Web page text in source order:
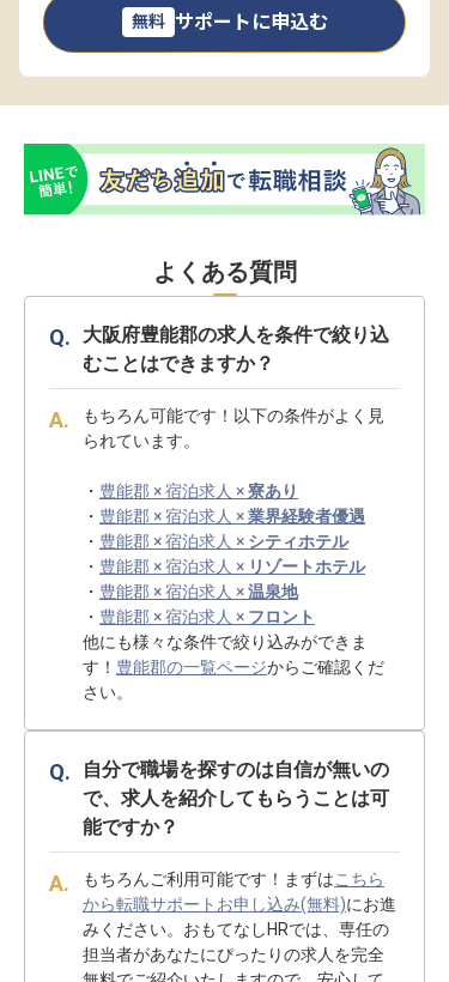
無料 サポートに申込む
よくある質問
大阪府豊能郡の求人を条件で絞り込
むことはできますか？
もちろん可能です！以下の条件がよく見
られています。
・ 豊能郡 × 宿泊求人 ×寮あり
・ 豊能郡 × 宿泊求人 ×業界経験者優遇
・ 豊能郡 × 宿泊求人 × シティホテル
・ 豊能郡 × 宿泊求人 × リゾートホテル
・ 豊能郡 × 宿泊求人 ×温泉地
・ 豊能郡 × 宿泊求人 × フロント
他にも様々な条件で絞り込みができま
す！ 豊能郡の一覧ページからご確認くだ
さい。
自分で職場を探すのは自信が無いの
で、求人を紹介してもらうことは可
能ですか？
もちろんご利用可能です！まずはこちら
から転職サポートお申し込み(無料)にお進
みください。おもてなしHRでは、専任の
担当者があなたにぴったりの求人を完全